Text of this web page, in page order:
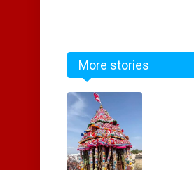
More stories